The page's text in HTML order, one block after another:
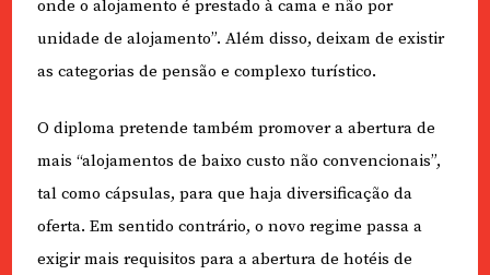
onde o alojamento é prestado à cama e não por
unidade de alojamento”. Além disso, deixam de existir
as categorias de pensão e complexo turístico.
O diploma pretende também promover a abertura de
mais “alojamentos de baixo custo não convencionais”,
tal como cápsulas, para que haja diversificação da
oferta. Em sentido contrário, o novo regime passa a
exigir mais requisitos para a abertura de hotéis de